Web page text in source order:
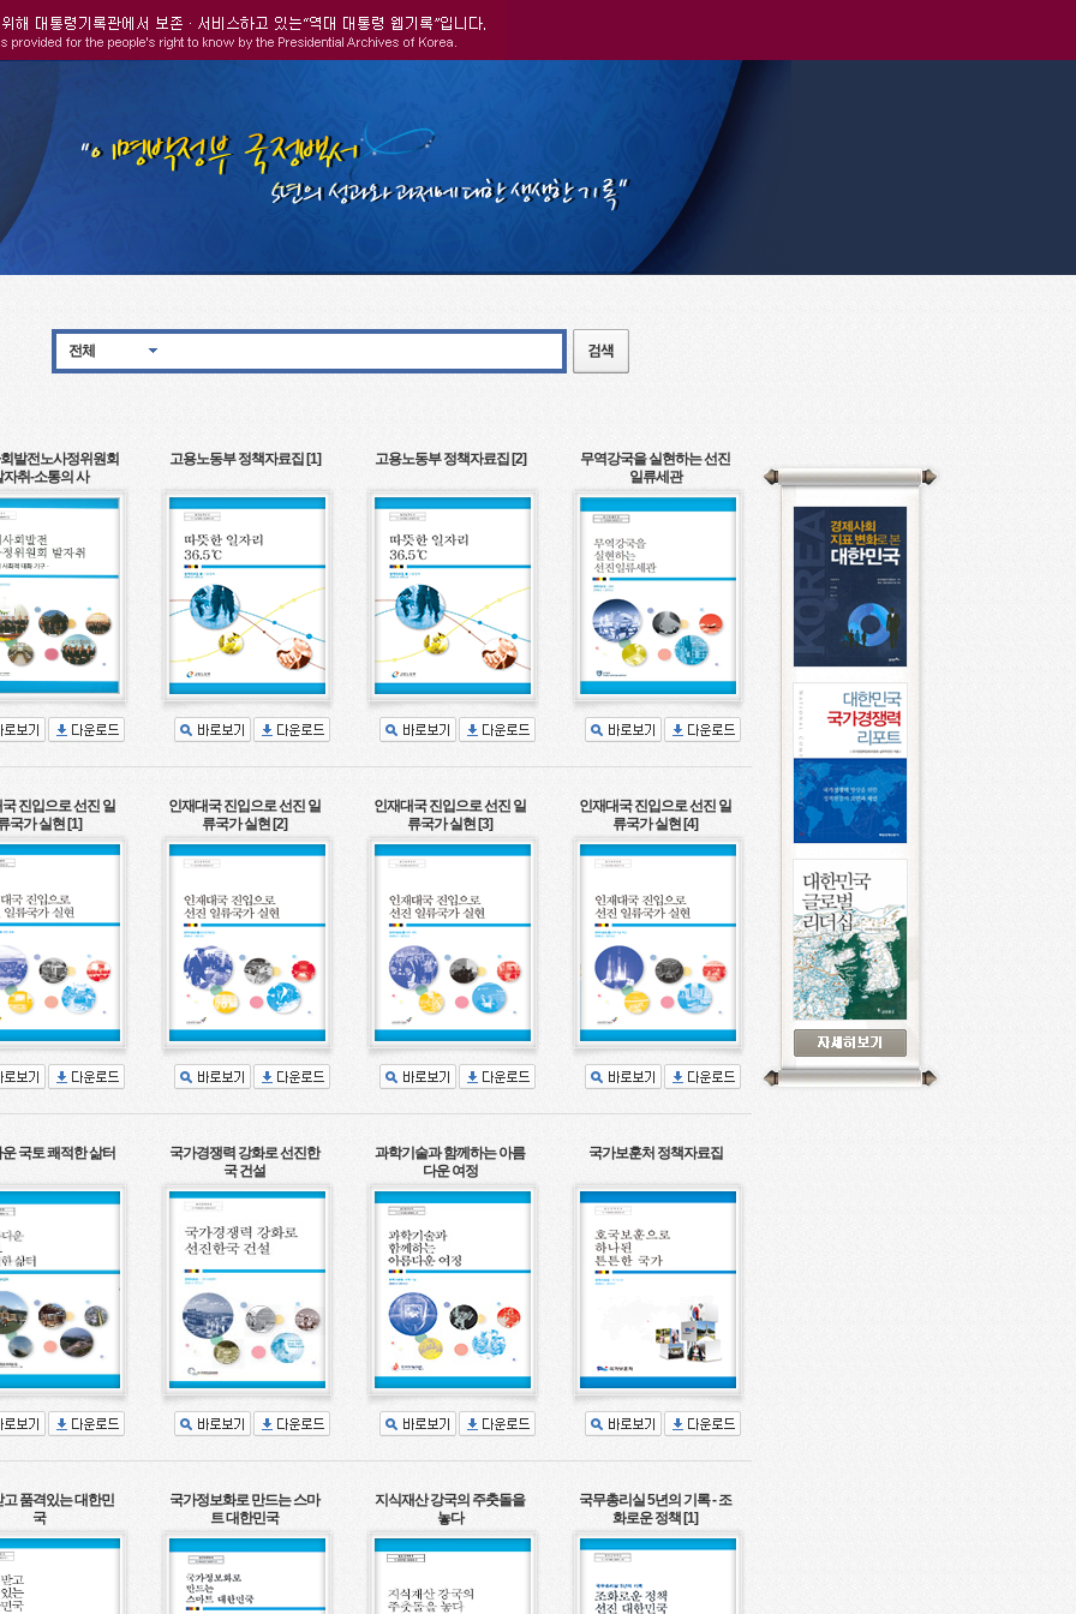
전체
발전노사정위원회
자취-소통의 사
고용노동부 정책자료집 [1] 고용노동부 정책자료집 [2]
무역강국을 실현하는 선진
일류세관
진입으로 선진 일
국가 실현 [1]
인재대국 진입으로 선진 일
류국가 실현 [2]
인재대국 진입으로 선진 일
류국가 실현 [3]
인재대국 진입으로 선진 일
류국가 실현 [4]
국토 쾌적한 삶터
국가경쟁력 강화로 선진한
국 건설
과학기술과 함께하는 아름
다운 여정
국가보훈처 정책자료집
품격있는 대한민
국
국가정보화로 만드는 스마
트 대한민국
지식재산 강국의 주춧돌을
놓다
국무총리실 5년의 기록 - 조
화로운 정책 [1]